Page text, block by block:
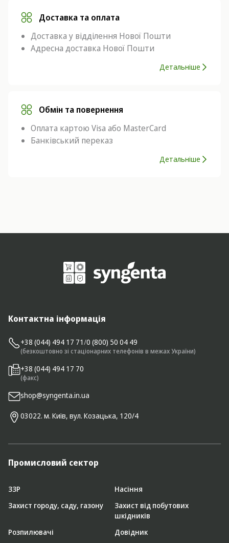
Доставка та оплата
Доставка у відділення Нової Пошти
Адресна доставка Нової Пошти
Детальніше
Обмін та повернення
Оплата картою Visa або MasterCard
Банківський переказ
Детальніше
Контактна інформація
+38 (044) 494 17 71/0 (800) 50 04 49
(безкоштовно зі стаціонарних телефонів в межах України)
+38 (044) 494 17 70
(факс)
shop@syngenta.in.ua
03022. м. Київ, вул. Козацька, 120/4
Промисловий сектор
ЗЗР
Насіння
Захист городу, саду, газону
Захист від побутових
шкідників
Розпилювачі
Довідник